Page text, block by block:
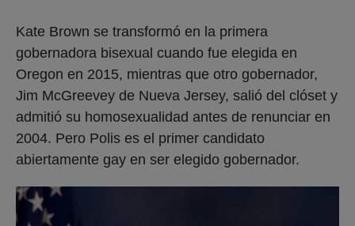
Kate Brown se transformó en la primera
gobernadora bisexual cuando fue elegida en
Oregon en 2015, mientras que otro gobernador,
Jim McGreevey de Nueva Jersey, salió del clóset y
admitió su homosexualidad antes de renunciar en
2004. Pero Polis es el primer candidato
abiertamente gay en ser elegido gobernador.